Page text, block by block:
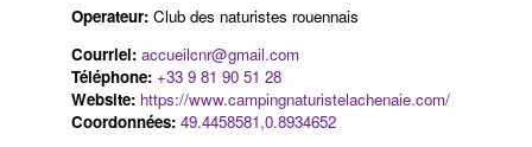
Operateur: Club des naturistes rouennais
Courriel: accueilcnr@gmail.com
Téléphone: +33 9 81 90 51 28
Website: https://www.campingnaturistelachenaie.com/
Coordonnées: 49.4458581,0.8934652